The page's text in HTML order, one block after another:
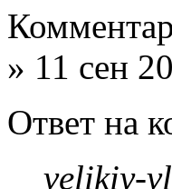
» 11 сен
Ответ на
velikiy-